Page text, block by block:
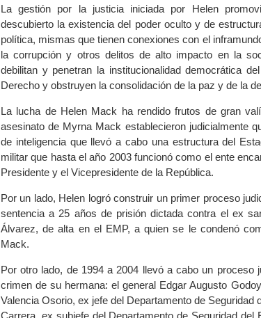
La gestión por la justicia iniciada por Helen
descubierto la existencia del poder oculto y de
política, mismas que tienen conexiones con el
la corrupción y otros delitos de alto impacto en la
debilitan y penetran la institucionalidad democrática
Derecho y obstruyen la consolidación de la paz y de la
La lucha de Helen Mack ha rendido frutos de gran
asesinato de Myrna Mack establecieron judicialmente
de inteligencia que llevó a cabo una estructura del
militar que hasta el año 2003 funcionó como el ente
Presidente y el Vicepresidente de la República.
Por un lado, Helen logró construir un primer proceso
sentencia a 25 años de prisión dictada contra el ex
Álvarez, de alta en el EMP, a quien se le condenó
Mack.
Por otro lado, de 1994 a 2004 llevó a cabo un proceso
crimen de su hermana: el general Edgar Augusto
Valencia Osorio, ex jefe del Departamento de
Carrera, ex subjefe del Departamento de Seguridad del